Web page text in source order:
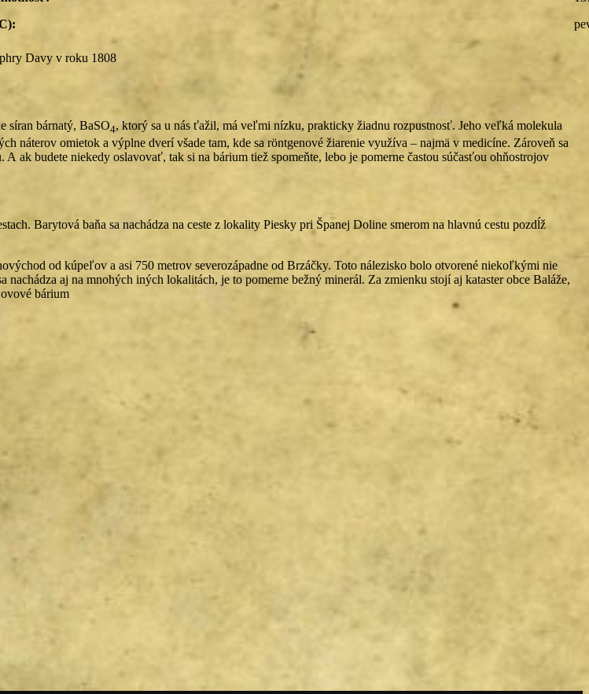
Davy v roku 1808
síran bárnatý, BaSO4, ktorý sa u nás ťažil, má veľmi nízku, prakticky žiadnu rozpustnosť. Jeho veľká molekula
náterov omietok a výplne dverí všade tam, kde sa röntgenové žiarenie využíva – najmä v medicíne. Zároveň sa
ak budete niekedy oslavovať, tak si na bárium tiež spomeňte, lebo je pomerne častou súčasťou ohňostrojov
Barytová baňa sa nachádza na ceste z lokality Piesky pri Španej Doline smerom na hlavnú cestu pozdĺž
od kúpeľov a asi 750 metrov severozápadne od Brzáčky. Toto nálezisko bolo otvorené niekoľkými nie
aj na mnohých iných lokalitách, je to pomerne bežný minerál. Za zmienku stojí aj kataster obce Baláže,